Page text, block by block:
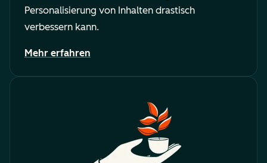
Personalisierung von Inhalten drastisch
verbessern kann.
Mehr erfahren